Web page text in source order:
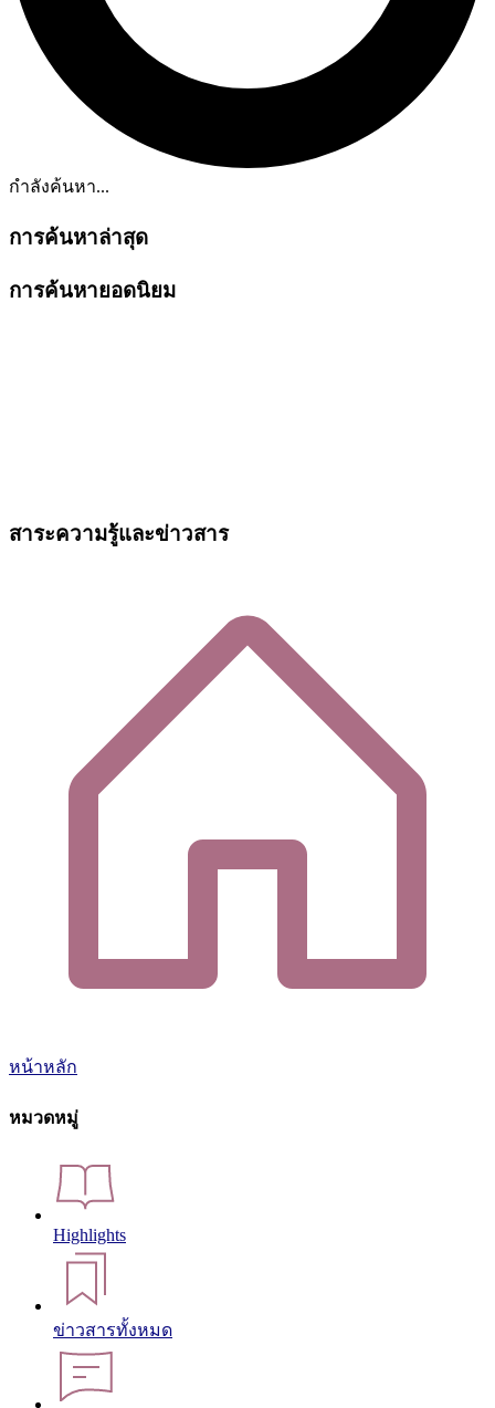
กำลังค้นหา...
การค้นหาล่าสุด
การค้นหายอดนิยม
สาระความรู้และข่าวสาร
หน้าหลัก
หมวดหมู่
Highlights
ข่าวสารทั้งหมด